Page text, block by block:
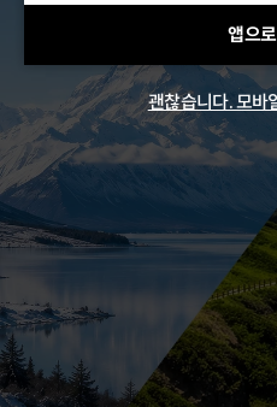
앱으
괜찮습니다. 모바